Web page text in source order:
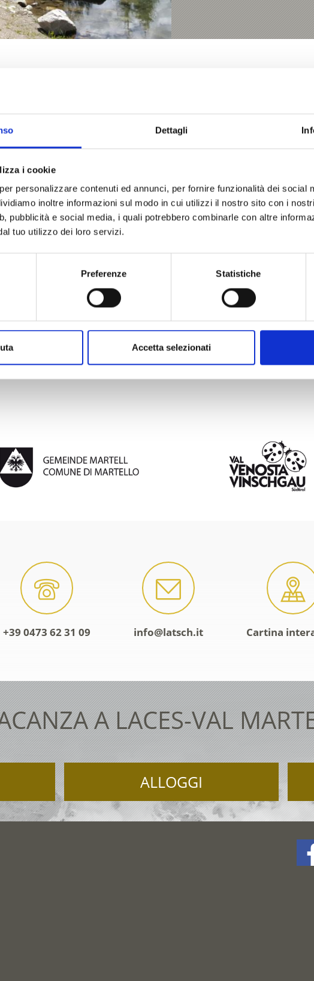
Dettagli
i cookie
personalizzare contenuti ed annunci, per fornire funzionalità dei social
inoltre informazioni sul modo in cui utilizzi il nostro sito con i
pubblicità e social media, i quali potrebbero combinarle con altre
tuo utilizzo dei loro servizi.
Preferenze Statistiche
Accetta selezionati
+39 0473 62 31 09 info@latsch.it Cartina
A LACES-VAL
ALLOGGI